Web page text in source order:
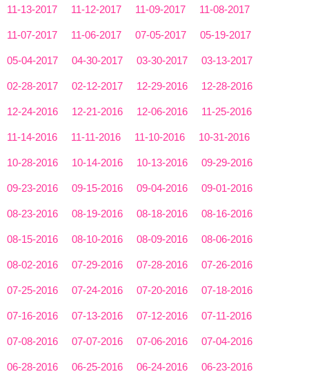
11-13-2017 11-12-2017 11-09-2017 11-08-2017
11-07-2017 11-06-2017 07-05-2017 05-19-2017
05-04-2017 04-30-2017 03-30-2017 03-13-2017
02-28-2017 02-12-2017 12-29-2016 12-28-2016
12-24-2016 12-21-2016 12-06-2016 11-25-2016
11-14-2016 11-11-2016 11-10-2016 10-31-2016
10-28-2016 10-14-2016 10-13-2016 09-29-2016
09-23-2016 09-15-2016 09-04-2016 09-01-2016
08-23-2016 08-19-2016 08-18-2016 08-16-2016
08-15-2016 08-10-2016 08-09-2016 08-06-2016
08-02-2016 07-29-2016 07-28-2016 07-26-2016
07-25-2016 07-24-2016 07-20-2016 07-18-2016
07-16-2016 07-13-2016 07-12-2016 07-11-2016
07-08-2016 07-07-2016 07-06-2016 07-04-2016
06-28-2016 06-25-2016 06-24-2016 06-23-2016